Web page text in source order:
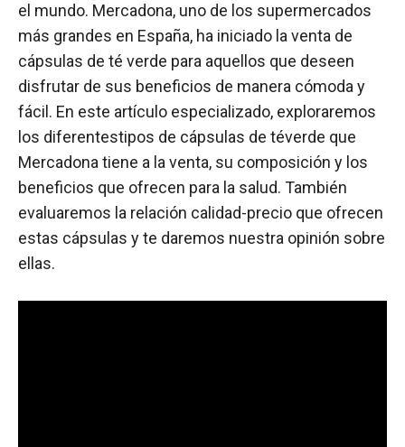
el mundo. Mercadona, uno de los supermercados
más grandes en España, ha iniciado la venta de
cápsulas de té verde para aquellos que deseen
disfrutar de sus beneficios de manera cómoda y
fácil. En este artículo especializado, exploraremos
los diferentestipos de cápsulas de téverde que
Mercadona tiene a la venta, su composición y los
beneficios que ofrecen para la salud. También
evaluaremos la relación calidad-precio que ofrecen
estas cápsulas y te daremos nuestra opinión sobre
ellas.